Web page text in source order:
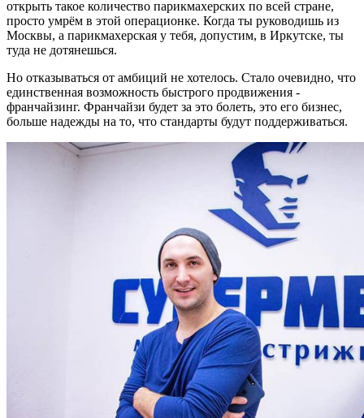
открыть такое количество парикмахерских по всей стране,
просто умрём в этой операционке. Когда ты руководишь из
Москвы, а парикмахерская у тебя, допустим, в Иркутске, ты
туда не дотянешься.
Но отказываться от амбиций не хотелось. Стало очевидно, что
единственная возможность быстрого продвижения -
франчайзинг. Франчайзи будет за это болеть, это его бизнес,
больше надежды на то, что стандарты будут поддерживаться.